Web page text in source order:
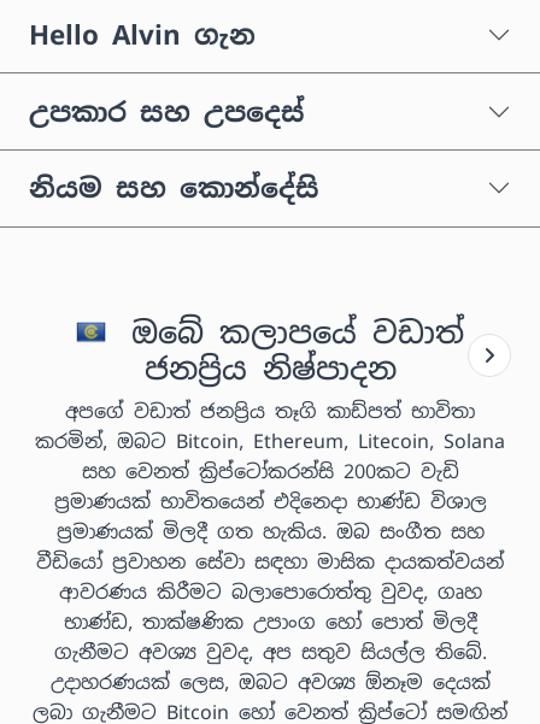
Hello Alvin ගැන
උපකාර සහ උපදෙස්
නියම සහ කොන්දේසි
ඔබේ කලාපයේ වඩාත්
ජනප්‍රිය නිෂ්පාදන
අපගේ වඩාත් ජනප්‍රිය තෑගි කාඩ්පත් භාවිතා
කරමින්, ඔබට Bitcoin, Ethereum, Litecoin, Solana
සහ වෙනත් ක්‍රිප්ටෝකරන්සි 200කට වැඩි
ප්‍රමාණයක් භාවිතයෙන් එදිනෙදා භාණ්ඩ විශාල
ප්‍රමාණයක් මිලදී ගත හැකිය. ඔබ සංගීත සහ
වීඩියෝ ප්‍රවාහන සේවා සඳහා මාසික දායකත්වයන්
ආවරණය කිරීමට බලාපොරොත්තු වුවද, ගෘහ
භාණ්ඩ, තාක්ෂණික උපාංග හෝ පොත් මිලදී
ගැනීමට අවශ්‍ය වුවද, අප සතුව සියල්ල තිබේ.
උදාහරණයක් ලෙස, ඔබට අවශ්‍ය ඕනෑම දෙයක්
ලබා ගැනීමට Bitcoin හෝ වෙනත් ක්‍රිප්ටෝ සමඟින්